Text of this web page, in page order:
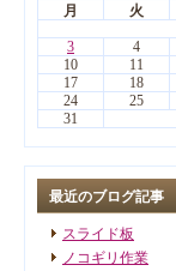
月
火
3
4
10
11
17
18
24
25
31
最近のブログ記事
スライド板
ノコギリ作業